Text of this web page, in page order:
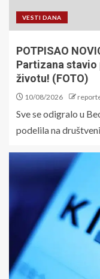
VESTI DANA
POTPISAO
Partizana stavio
životu! (FOTO)
10/08/2026
Sve se odigralo u
podelila na